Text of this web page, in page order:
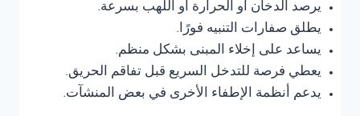
يرصد الدخان أو الحرارة أو اللهب بسرعة.
يطلق صفارات التنبيه فورًا.
يساعد على إخلاء المبنى بشكل منظم.
يعطي فرصة للتدخل السريع قبل تفاقم الحريق.
يدعم أنظمة الإطفاء الأخرى في بعض المنشآت.